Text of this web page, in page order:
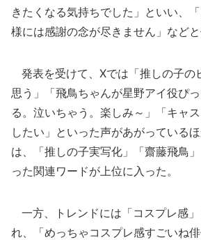
きたくなる気持ちでした」といい、
様には感謝の念が尽きません」などと
発表を受けて、Xでは「推しの子の
思う」「飛鳥ちゃんが星野アイ役ぴ
る。泣いちゃう。楽しみ～」「キャ
したい」といった声があがっている
は、「推しの子実写化」「齋藤飛鳥
った関連ワードが上位に入った。
一方、トレンドには「コスプレ感
れ、「めっちゃコスプレ感すごいね